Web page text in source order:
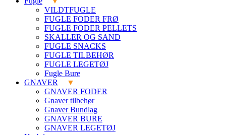
VILDTFUGLE
FUGLE FODER FRØ
FUGLE FODER PELLETS
SKALLER OG SAND
FUGLE SNACKS
FUGLE TILBEHØR
FUGLE LEGETØJ
Fugle Bure
GNAVER
GNAVER FODER
Gnaver tilbehør
Gnaver Bundlag
GNAVER BURE
GNAVER LEGETØJ